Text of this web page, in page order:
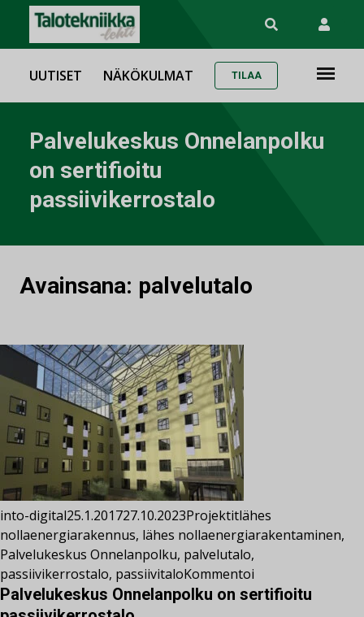
UUTISET NÄKÖKULMAT TILAA
Palvelukeskus Onnelanpolku
on sertifioitu
passiivikerrostalo
Avainsana: palvelutalo
into-digital25.1.201727.10.2023Projektitlähes
nollaenergiarakennus, lähes nollaenergiarakentaminen,
Palvelukeskus Onnelanpolku, palvelutalo,
passiivikerrostalo, passiivitaloKommentoi
Palvelukeskus Onnelanpolku on sertifioitu